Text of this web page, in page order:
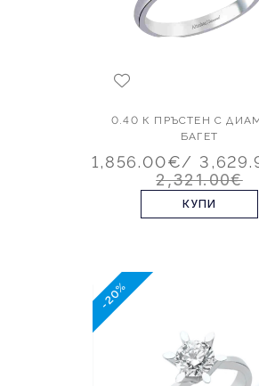
0.40 К ПРЪСТЕН С
БАГЕТ
1,856.00€/
2,321.00€
КУПИ
-20%